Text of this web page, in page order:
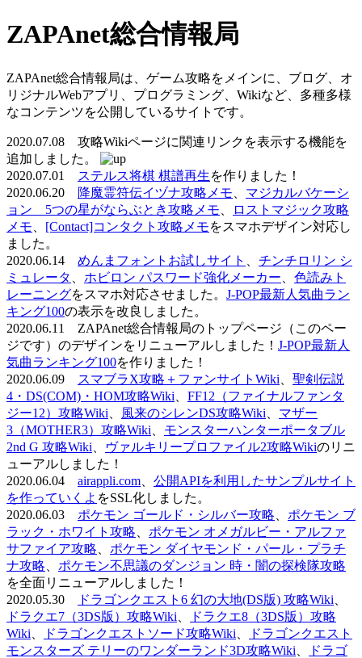
ZAPAnet総合情報局
ZAPAnet総合情報局は、ゲーム攻略をメインに、ブログ、オ
リジナルWebアプリ、プログラミング、Wikiなど、多種多様
なコンテンツを公開しているサイトです。
2020.07.08 攻略Wikiページに関連リンクを表示する機能を
追加しました。
2020.07.01
ステルス将棋 棋譜再生を作りました！
2020.06.20
降魔霊符伝イヅナ攻略メモ
マジカルバケーシ
ョン 5つの星がならぶとき攻略メモ
ロストマジック攻略
メモ
[Contact]コンタクト攻略メモをスマホデザイン対応し
ました。
2020.06.14 めんまフォントお試しサイト
チンチロリン シ
ミュレータ
ホビロン パスワード強化メーカー
色読みト
レーニングをスマホ対応させました。 J-POP最新人気曲ラン
キング100の表示を改良しました。
2020.06.11 ZAPAnet総合情報局のトップページ（このペー
ジです）のデザインをリニューアルしました！ J-POP最新人
気曲ランキング100を作りました！
2020.06.09
スマブラX攻略＋ファンサイトWiki
聖剣伝説
4・DS(COM)・HOM攻略Wiki
FF12（ファイナルファンタ
ジー12）攻略Wiki
風来のシレンDS攻略Wiki
マザー
3（MOTHER3）攻略Wiki
モンスターハンターポータブル
2nd G 攻略Wiki
ヴァルキリープロファイル2攻略Wikiのリニ
ューアルしました！
2020.06.04 airappli.com
公開APIを利用したサンプルサイト
を作っていくよ をSSL化しました。
2020.06.03 ポケモン ゴールド・シルバー攻略
ポケモン ブ
ラック・ホワイト攻略
ポケモン オメガルビー・アルファ
サファイア攻略
ポケモン ダイヤモンド・パール・プラチ
ナ攻略
ポケモン不思議のダンジョン 時・闇の探検隊攻略
を全面リニューアルしました！
2020.05.30
ドラゴンクエスト6 幻の大地(DS版) 攻略Wiki
ドラクエ7（3DS版）攻略Wiki
ドラクエ8（3DS版）攻略
Wiki
ドラゴンクエストソード攻略Wiki
ドラゴンクエスト
モンスターズ テリーのワンダーランド3D攻略Wiki
ドラゴ